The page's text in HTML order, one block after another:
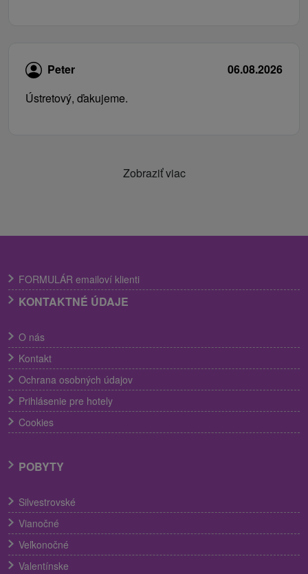
Peter
06.08.2026
Ústretový, ďakujeme.
Zobraziť viac
FORMULÁR emailoví klienti
KONTAKTNÉ ÚDAJE
O nás
Kontakt
Ochrana osobných údajov
Prihlásenie pre hotely
Cookies
POBYTY
Silvestrovské
Vianočné
Veľkonočné
Valentínske